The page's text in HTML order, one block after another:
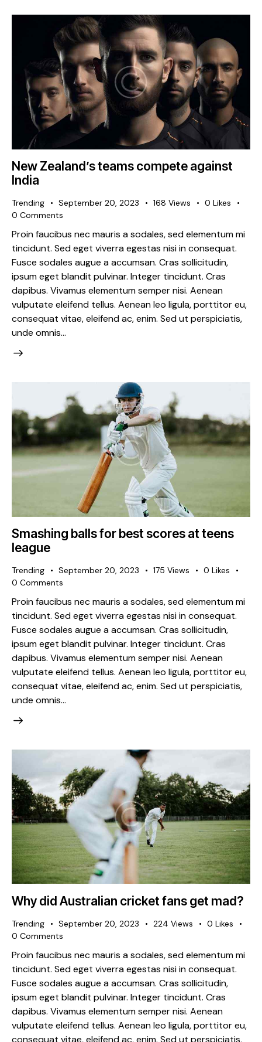
New Zealand’s teams compete against
India
Trending September 20, 2023 168 Views 0 Likes
0 Comments
Proin faucibus nec mauris a sodales, sed elementum mi
tincidunt. Sed eget viverra egestas nisi in consequat.
Fusce sodales augue a accumsan. Cras sollicitudin,
ipsum eget blandit pulvinar. Integer tincidunt. Cras
dapibus. Vivamus elementum semper nisi. Aenean
vulputate eleifend tellus. Aenean leo ligula, porttitor eu,
consequat vitae, eleifend ac, enim. Sed ut perspiciatis,
unde omnis…
Smashing balls for best scores at teens
league
Trending September 20, 2023 175 Views 0 Likes
0 Comments
Proin faucibus nec mauris a sodales, sed elementum mi
tincidunt. Sed eget viverra egestas nisi in consequat.
Fusce sodales augue a accumsan. Cras sollicitudin,
ipsum eget blandit pulvinar. Integer tincidunt. Cras
dapibus. Vivamus elementum semper nisi. Aenean
vulputate eleifend tellus. Aenean leo ligula, porttitor eu,
consequat vitae, eleifend ac, enim. Sed ut perspiciatis,
unde omnis…
Why did Australian cricket fans get mad?
Trending September 20, 2023 224 Views 0 Likes
0 Comments
Proin faucibus nec mauris a sodales, sed elementum mi
tincidunt. Sed eget viverra egestas nisi in consequat.
Fusce sodales augue a accumsan. Cras sollicitudin,
ipsum eget blandit pulvinar. Integer tincidunt. Cras
dapibus. Vivamus elementum semper nisi. Aenean
vulputate eleifend tellus. Aenean leo ligula, porttitor eu,
consequat vitae, eleifend ac, enim. Sed ut perspiciatis,